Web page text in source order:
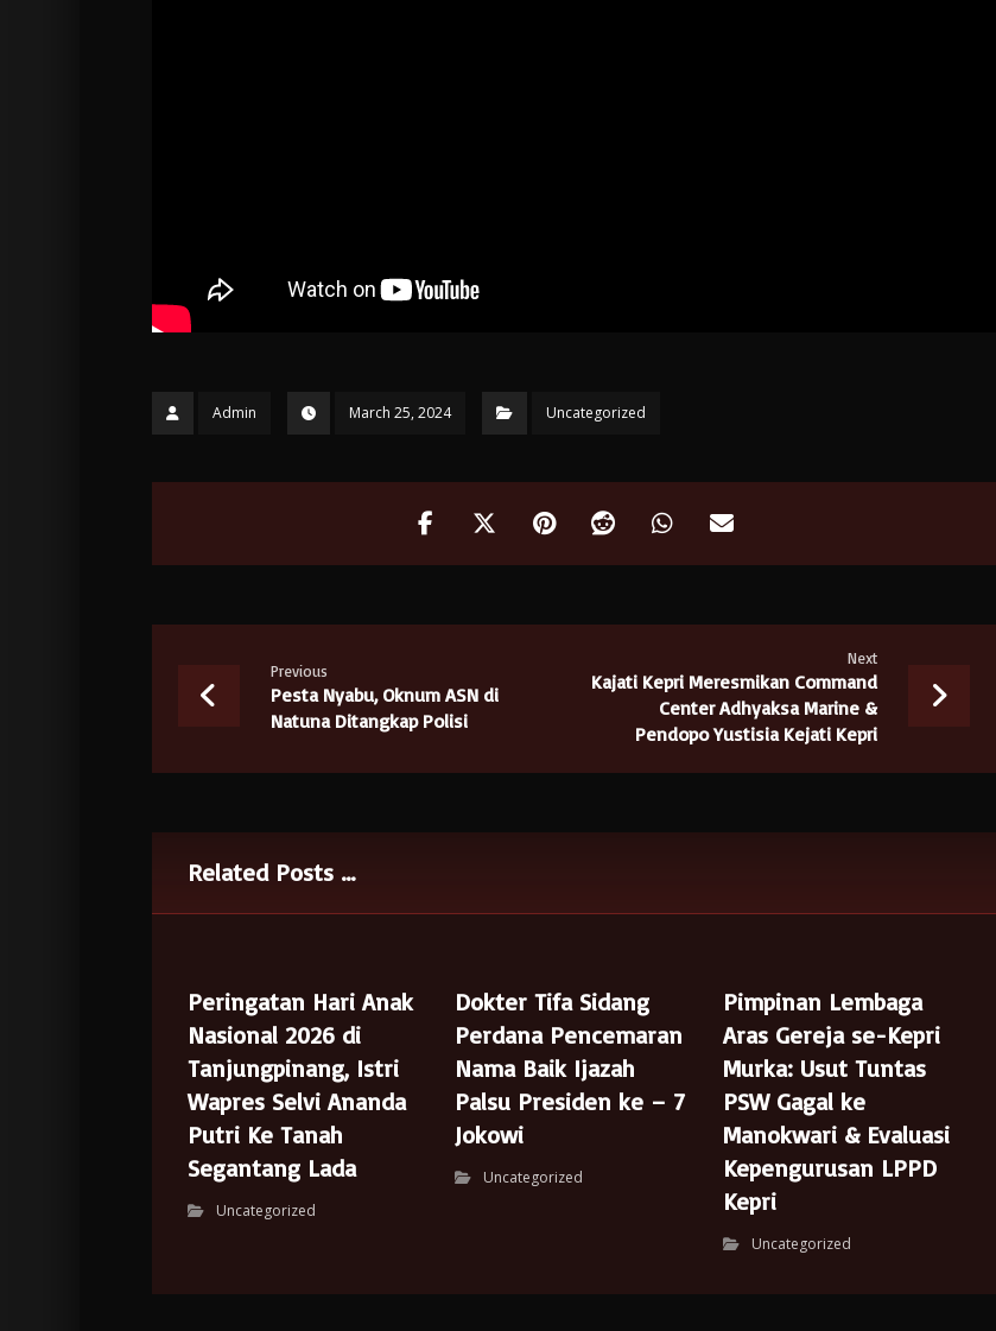
Admin March 25, 2024 Uncategorized
Previous
Pesta Nyabu, Oknum ASN di
Natuna Ditangkap Polisi
Next
Kajati Kepri Meresmikan Command
Center Adhyaksa Marine &
Pendopo Yustisia Kejati Kepri
Related Posts ...
Peringatan Hari Anak
Nasional 2026 di
Tanjungpinang, Istri
Wapres Selvi Ananda
Putri Ke Tanah
Segantang Lada
Uncategorized
Dokter Tifa Sidang
Perdana Pencemaran
Nama Baik Ijazah
Palsu Presiden ke – 7
Jokowi
Uncategorized
Pimpinan Lembaga
Aras Gereja se-Kepri
Murka: Usut Tuntas
PSW Gagal ke
Manokwari & Evaluasi
Kepengurusan LPPD
Kepri
Uncategorized